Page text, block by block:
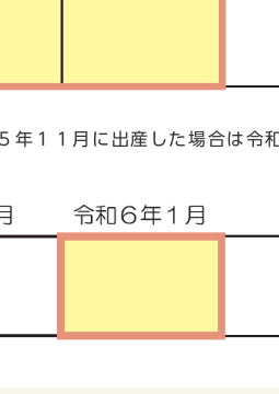
１１月に出産した場合は令